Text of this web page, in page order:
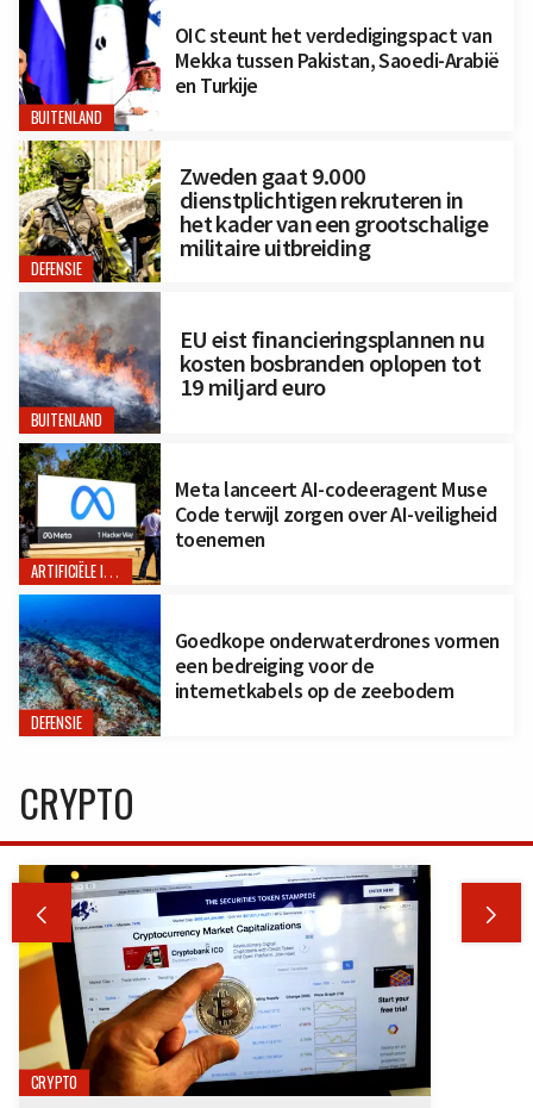
BUITENLAND
OIC steunt het verdedigingspact van
Mekka tussen Pakistan, Saoedi-Arabië
en Turkije
DEFENSIE
Zweden gaat 9.000
dienstplichtigen rekruteren in
het kader van een grootschalige
militaire uitbreiding
BUITENLAND
EU eist financieringsplannen nu
kosten bosbranden oplopen tot
19 miljard euro
ARTIFICIËLE INTELLIGENTIE
Meta lanceert AI-codeeragent Muse
Code terwijl zorgen over AI-veiligheid
toenemen
DEFENSIE
Goedkope onderwaterdrones vormen
een bedreiging voor de
internetkabels op de zeebodem
CRYPTO
 
CRYPTO